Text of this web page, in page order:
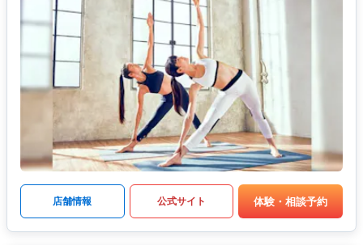
店舗情報 公式サイト 体験・相談予約